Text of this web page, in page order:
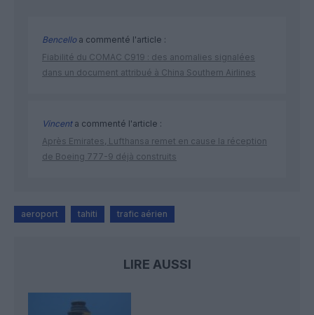
Bencelloa commenté l'article :
Fiabilité du COMAC C919 : des anomalies signalées
dans un document attribué à China Southern Airlines
Vincenta commenté l'article :
Après Emirates, Lufthansa remet en cause la réception
de Boeing 777-9 déjà construits
aeroport tahiti trafic aérien
LIRE AUSSI